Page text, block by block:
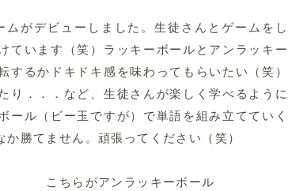
ムがデビューしました。生徒さんとゲームをし
ています（笑）ラッキーボールとアンラッキー
るかドキドキ感を味わってもらいたい（笑）
り．．．など、生徒さんが楽しく学べるように
ール（ビー玉ですが）で単語を組み立てていく
勝てません。頑張ってください（笑）
らがアンラッキーボール